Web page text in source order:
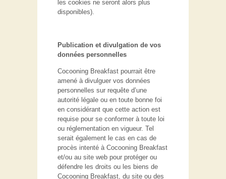
les cookies ne seront alors plus
disponibles).
Publication et divulgation de vos
données personnelles
Cocooning Breakfast pourrait être
amené à divulguer vos données
personnelles sur requête d’une
autorité légale ou en toute bonne foi
en considérant que cette action est
requise pour se conformer à toute loi
ou réglementation en vigueur. Tel
serait également le cas en cas de
procès intenté à Cocooning Breakfast
et/ou au site web pour protéger ou
défendre les droits ou les biens de
Cocooning Breakfast, du site ou des